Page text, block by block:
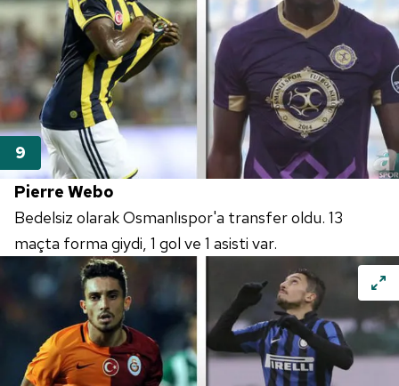
Pierre Webo
Bedelsiz olarak Osmanlıspor'a transfer oldu. 13
maçta forma giydi, 1 gol ve 1 asisti var.